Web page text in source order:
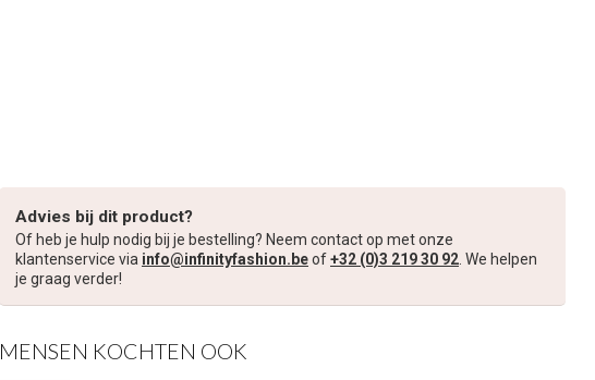
Advies bij dit product?
Of heb je hulp nodig bij je bestelling? Neem contact op met onze
klantenservice via info@infinityfashion.beof+32 (0)3 219 30 92 . We helpen
je graag verder!
MENSEN KOCHTEN OOK